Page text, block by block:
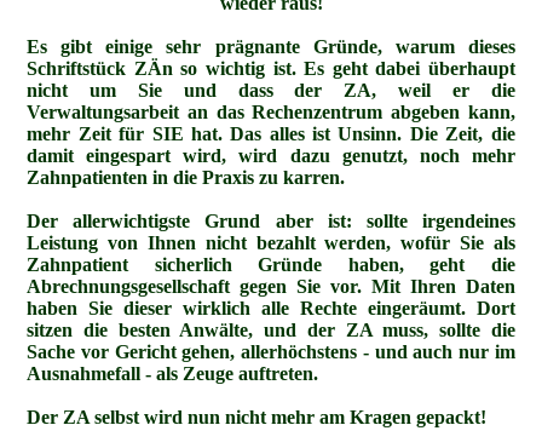
Es gibt einige sehr prägnante Gründe, warum dieses
Schriftstück ZÄn so wichtig ist. Es geht dabei überhaupt
nicht um Sie und dass der ZA, weil er die
Verwaltungsarbeit an das Rechenzentrum abgeben kann,
mehr Zeit für SIE hat. Das alles ist Unsinn. Die Zeit, die
damit eingespart wird, wird dazu genutzt, noch mehr
Zahnpatienten in die Praxis zu karren.
Der allerwichtigste Grund aber ist: sollte irgendeines
Leistung von Ihnen nicht bezahlt werden, wofür Sie als
Zahnpatient sicherlich Gründe haben, geht die
Abrechnungsgesellschaft gegen Sie vor. Mit Ihren Daten
haben Sie dieser wirklich alle Rechte eingeräumt. Dort
sitzen die besten Anwälte, und der ZA muss, sollte die
Sache vor Gericht gehen, allerhöchstens - und auch nur im
Ausnahmefall - als Zeuge auftreten.
Der ZA selbst wird nun nicht mehr am Kragen gepackt!